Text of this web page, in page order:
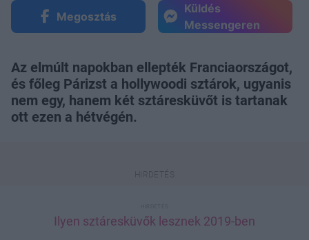
Megosztás
Küldés
Messengeren
Az elmúlt napokban ellepték Franciaországot,
és főleg Párizst a hollywoodi sztárok, ugyanis
nem egy, hanem két sztáresküvőt is tartanak
ott ezen a hétvégén.
Ilyen sztáresküvők lesznek 2019-ben